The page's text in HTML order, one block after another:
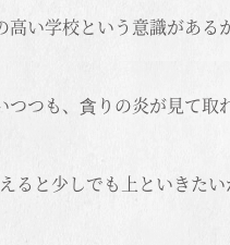
い学校という意識がある
つも、貪りの炎が見て取
ると少しでも上といきた